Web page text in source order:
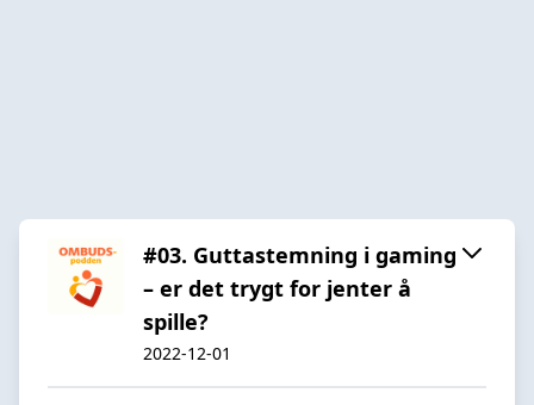
#03. Guttastemning i gaming
– er det trygt for jenter å
spille?
2022-12-01